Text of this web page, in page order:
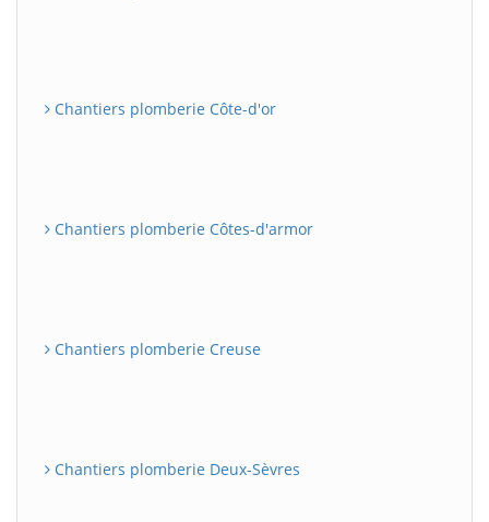
Chantiers plomberie Côte-d'or
Chantiers plomberie Côtes-d'armor
Chantiers plomberie Creuse
Chantiers plomberie Deux-Sèvres